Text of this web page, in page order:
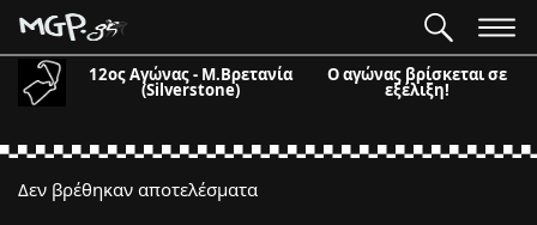
12ος Αγώνας - Μ.Βρετανία
(Silverstone)
Ο αγώνας βρίσκεται σε
εξέλιξη!
Δεν βρέθηκαν αποτελέσματα